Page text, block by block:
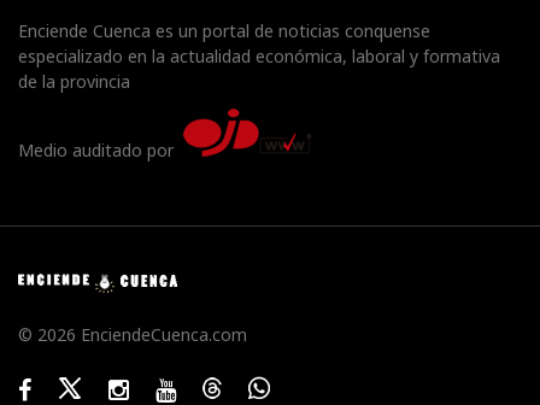
Enciende Cuenca es un portal de noticias conquense
especializado en la actualidad económica, laboral y formativa
de la provincia
Medio auditado por
© 2026 EnciendeCuenca.com